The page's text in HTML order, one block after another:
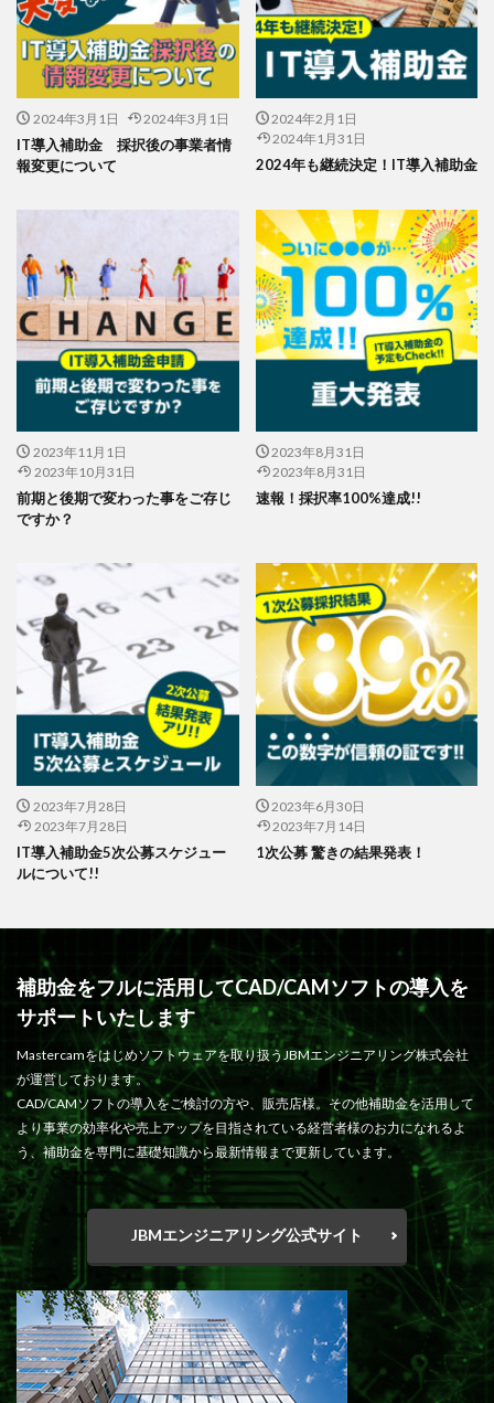
2024年3月1日 2024年3月1日
IT導入補助金 採択後の事業者情
報変更について
2024年2月1日
2024年1月31日
2024年も継続決定！IT導入補助金
2023年11月1日
2023年10月31日
前期と後期で変わった事をご存じ
ですか？
2023年8月31日
2023年8月31日
速報！採択率100%達成!!
2023年7月28日
2023年7月28日
IT導入補助金5次公募スケジュー
ルについて!!
2023年6月30日
2023年7月14日
1次公募 驚きの結果発表！
補助金をフルに活用してCAD/CAMソフトの導入を
サポートいたします
Mastercamをはじめソフトウェアを取り扱うJBMエンジニアリング株式会社
が運営しております。
CAD/CAMソフトの導入をご検討の方や、販売店様。その他補助金を活用して
より事業の効率化や売上アップを目指されている経営者様のお力になれるよ
う、補助金を専門に基礎知識から最新情報まで更新しています。
JBMエンジニアリング公式サイト